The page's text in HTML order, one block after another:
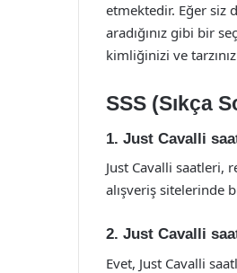
etmektedir. Eğer siz
aradığınız gibi bir
kimliğinizi ve
SSS (Sıkça
1. Just Cavalli
Just Cavalli saatleri,
alışveriş sitelerinde
2. Just Cavalli
Evet, Just Cavalli